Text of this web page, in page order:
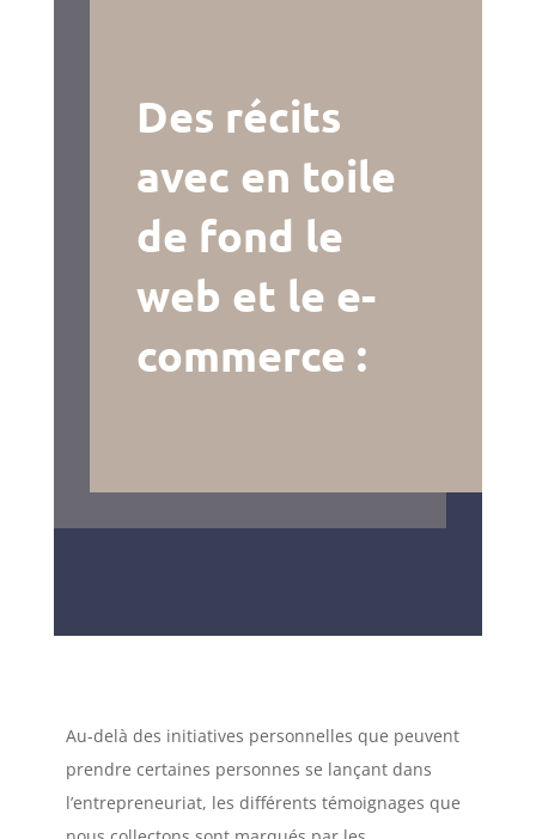
Des récits
avec en toile
de fond le
web et le e-
commerce :
Au-delà des initiatives personnelles que peuvent
prendre certaines personnes se lançant dans
l’entrepreneuriat, les différents témoignages que